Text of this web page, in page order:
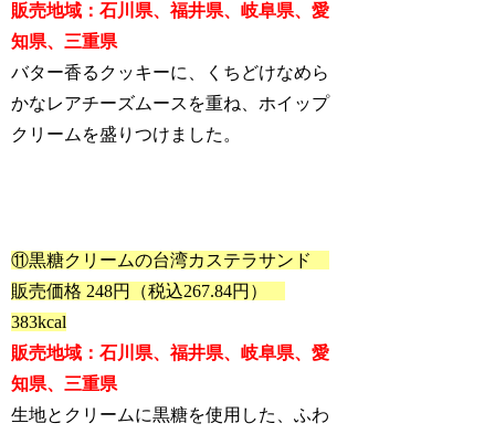
販売地域：石川県、福井県、岐阜県、愛
知県、三重県
バター香るクッキーに、くちどけなめら
かなレアチーズムースを重ね、ホイップ
クリームを盛りつけました。
⑪黒糖クリームの台湾カステラサンド
販売価格 248円（税込267.84円）
383kcal
販売地域：石川県、福井県、岐阜県、愛
知県、三重県
生地とクリームに黒糖を使用した、ふわ